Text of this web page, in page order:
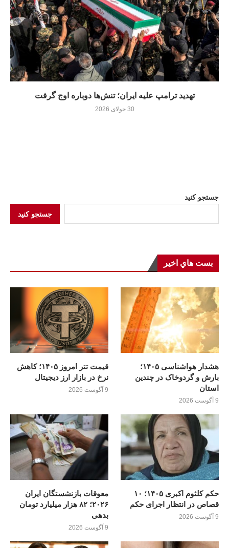
تهدید ترامپ علیه ایران؛ تنش‌ها دوباره اوج گرفت
30 جولای 2026
جستجو کنید
جستجو کنید
بست هاي اخير
هشدار هواشناسی ۱۴۰۵؛
بارش و گردوخاک در چندین
استان
9 آگوست 2026
قیمت تتر امروز ۱۴۰۵؛ کاهش
نرخ در بازار ارز دیجیتال
9 آگوست 2026
حکم کلثوم اکبری ۱۴۰۵؛ ۱۰
قصاص در انتظار اجرای حکم
9 آگوست 2026
معوقات بازنشستگان ایران
۲۰۲۶؛ ۸۲ هزار میلیارد تومان
بدهی
9 آگوست 2026